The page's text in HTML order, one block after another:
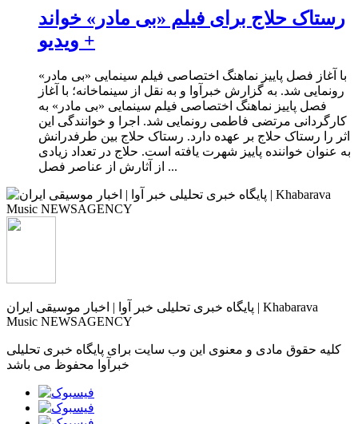
رستاک حلاج برای فیلم «بی مادر» خواند
+ ویدیو
با آغاز فصل پاییز نماهنگ اختصاصی فیلم سینمایی «بی مادر»
رونمایی شد. به گزارش خبرآوا و به نقل از سینماخانه؛ با آغاز
فصل پاییز نماهنگ اختصاصی فیلم سینمایی «بی مادر» به
کارگردانی مرتضی فاطمی رونمایی شد. اجرا و خوانندگی این
اثر را رستاک حلاج بر عهده دارد. رستاک حلاج بین طرفدرانش
به عنوان خواننده پاییز شهرت یافته است. حلاج در تعداد زیادی
از آثارش از عناصر فصل ...
پایگاه خبری تحلیلی خبر آوا | اخبار موسیقی ایران | Khabarava
Music NEWSAGENCY
کلیه حقوق مادی و معنوی این وب سایت برای پایگاه خبری تحلیلی
خبرآوا محفوظ می باشد